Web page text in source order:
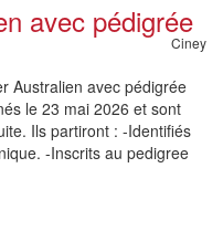
avec pédigrée
Ciney
Australien avec pédigrée
le 23 mai 2026 et sont
Ils partiront : -Identifiés
-Inscrits au pedigree